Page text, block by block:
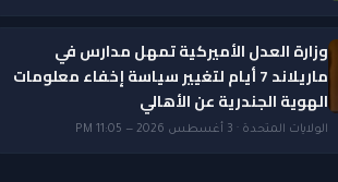
وزارة العدل الأميركية تمهل مدارس في
ماريلاند 7 أيام لتغيير سياسة إخفاء معلومات
الهوية الجندرية عن الأهالي
الولايات المتحدة · 3 أغسطس 2026 — 11:05 PM